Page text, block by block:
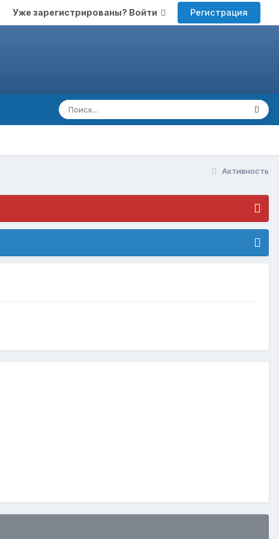
Уже зарегистрированы? Войти Регистрация
Активность